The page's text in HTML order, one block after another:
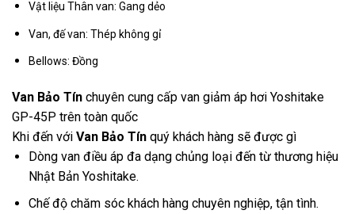
Vật liệu Thân van: Gang dẻo
Van, đế van: Thép không gỉ
Bellows: Đồng
Van Bảo Tín chuyên cung cấp van giảm áp hơi Yoshitake
GP-45P trên toàn quốc
Khi đến với Van Bảo Tín quý khách hàng sẽ được gì
Dòng van điều áp đa dạng chủng loại đến từ thương hiệu
Nhật Bản Yoshitake.
Chế độ chăm sóc khách hàng chuyên nghiệp, tận tình.